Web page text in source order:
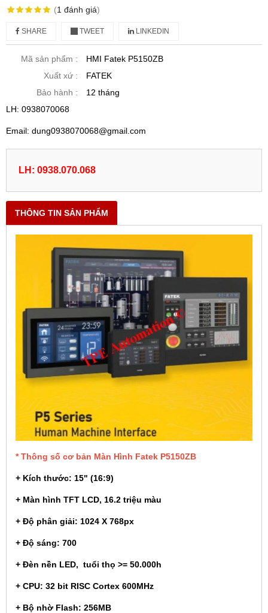
(1 đánh giá)
SHARE TWEET LINKEDIN
Mã sản phẩm :
HMI Fatek P5150ZB
Xuất xứ :
FATEK
Bảo hành :
12 tháng
LH: 0938070068
Email: dung0938070068@gmail.com
LH: 0938.070.068
THÔNG TIN SẢN PHẨM
* Thông số cơ bản Màn Hình Fatek P5150ZB
+ Kích thước: 15" (16:9)
+ Màn hình TFT LCD, 16.2 triệu màu
+ Độ phân giải: 1024 X 768px
+ Độ sáng: 700
+ Đèn nền LED, tuổi thọ >= 50.000h
+ CPU: 32 bit RISC Cortex 600MHz
+ Bộ nhờ Flash: 256MB